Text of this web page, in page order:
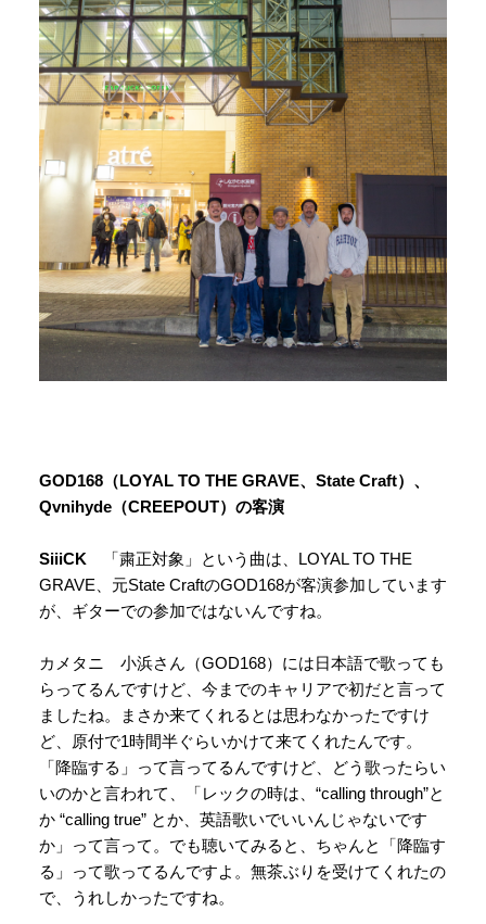
GOD168（LOYAL TO THE GRAVE、State Craft）、
Qvnihyde（CREEPOUT）の客演
SiiiCK 「粛正対象」という曲は、LOYAL TO THE
GRAVE、元State CraftのGOD168が客演参加しています
が、ギターでの参加ではないんですね。
カメタニ 小浜さん（GOD168）には日本語で歌っても
らってるんですけど、今までのキャリアで初だと言って
ましたね。まさか来てくれるとは思わなかったですけ
ど、原付で1時間半ぐらいかけて来てくれたんです。
「降臨する」って言ってるんですけど、どう歌ったらい
いのかと言われて、「レックの時は、“calling through”と
か “calling true” とか、英語歌いでいいんじゃないです
か」って言って。でも聴いてみると、ちゃんと「降臨す
る」って歌ってるんですよ。無茶ぶりを受けてくれたの
で、うれしかったですね。